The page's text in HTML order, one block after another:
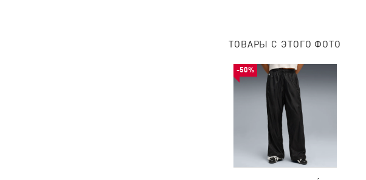
ТОВАРЫ С ЭТОГО ФОТО
-50%